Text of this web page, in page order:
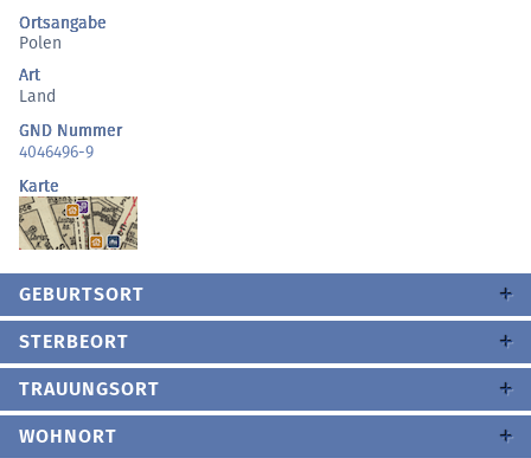
Ortsangabe
Polen
Art
Land
GND Nummer
4046496-9
Karte
GEBURTSORT
STERBEORT
TRAUUNGSORT
WOHNORT